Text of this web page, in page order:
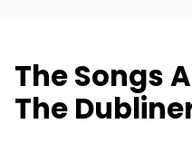
The Songs
The